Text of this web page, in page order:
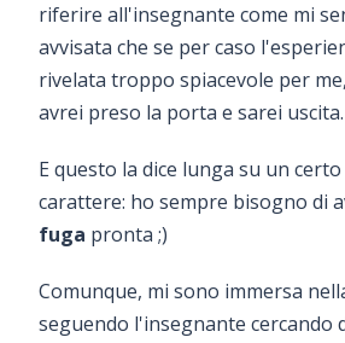
riferire all'insegnante come mi
avvisata che se per caso
rivelata troppo spiacevole per
avrei preso la porta e sarei uscita.
E questo la dice lunga su un
carattere: ho sempre bisogno di
fuga pronta ;)
Comunque, mi sono immersa
seguendo l'insegnante cercando